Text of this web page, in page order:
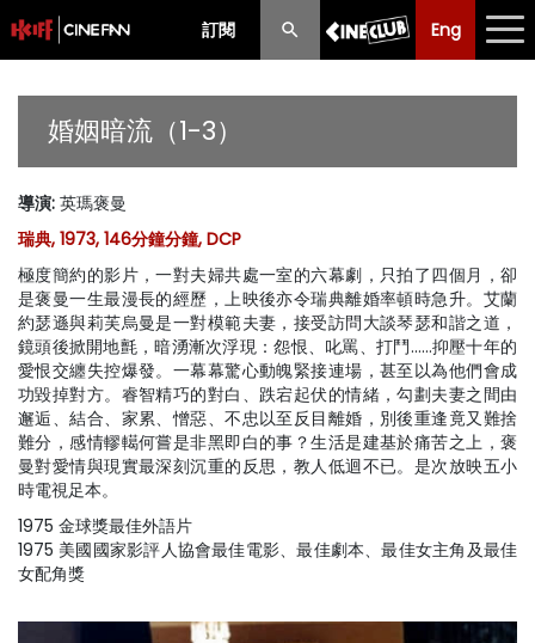
訂閱 Eng
Eng 中文
節目
購票須知
優惠計劃
前期節目
婚姻暗流（1-3）
導演: 英瑪褒曼
瑞典, 1973, 146分鐘分鐘, DCP
極度簡約的影片，一對夫婦共處一室的六幕劇，只拍了四個月，卻
是褒曼一生最漫長的經歷，上映後亦令瑞典離婚率頓時急升。艾蘭
約瑟遜與莉芙烏曼是一對模範夫妻，接受訪問大談琴瑟和諧之道，
鏡頭後掀開地氈，暗湧漸次浮現：怨恨、叱罵、打鬥……抑壓十年的
愛恨交纏失控爆發。一幕幕驚心動魄緊接連場，甚至以為他們會成
功毀掉對方。睿智精巧的對白、跌宕起伏的情緒，勾劃夫妻之間由
邂逅、結合、家累、憎惡、不忠以至反目離婚，別後重逢竟又難捨
難分，感情轇轕何嘗是非黑即白的事？生活是建基於痛苦之上，褒
曼對愛情與現實最深刻沉重的反思，教人低迴不已。是次放映五小
時電視足本。
1975 金球獎最佳外語片
1975 美國國家影評人協會最佳電影、最佳劇本、最佳女主角及最佳
女配角獎